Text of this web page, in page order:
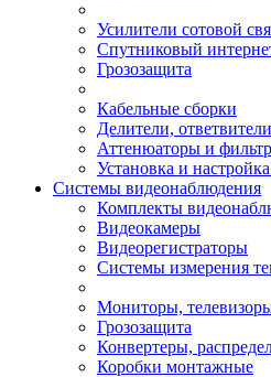
Усилители сотовой
Спутниковый
Грозозащита
Кабельные сборки
Делители,
Аттенюаторы и
Установка и
Системы видеонаблюдения
Комплекты
Видеокамеры
Видеорегистраторы
Системы измерения
Мониторы,
Грозозащита
Конвертеры,
Коробки монтажные